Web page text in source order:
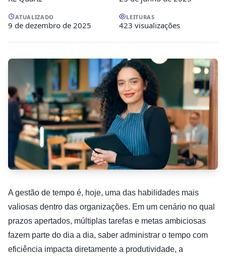
ATUALIZADO
9 de dezembro de 2025
LEITURAS
423 visualizações
A gestão de tempo é, hoje, uma das habilidades mais
valiosas dentro das organizações. Em um cenário no qual
prazos apertados, múltiplas tarefas e metas ambiciosas
fazem parte do dia a dia, saber administrar o tempo com
eficiência impacta diretamente a produtividade, a